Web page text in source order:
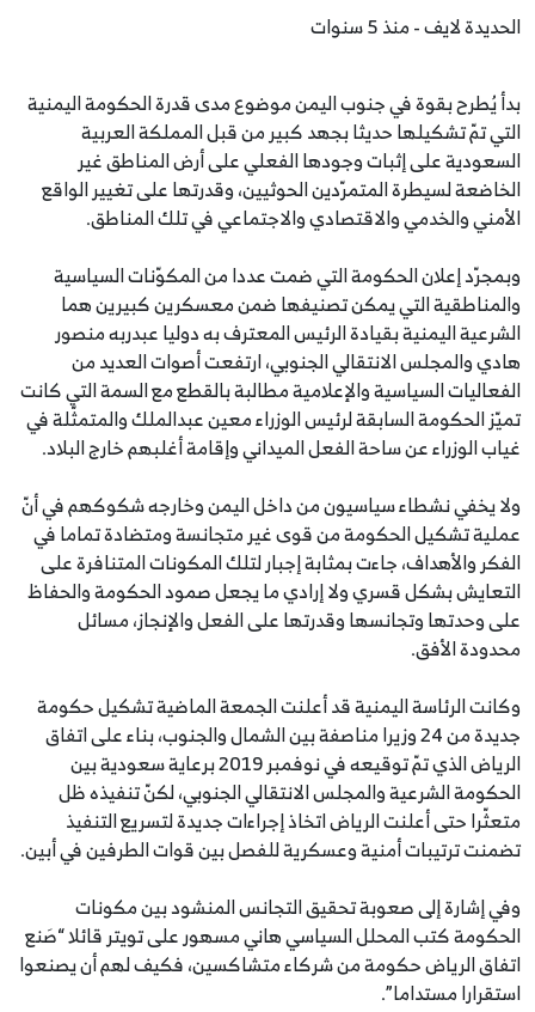
الحديدة لايف - منذ 5 سنوات
بدأ يُطرح بقوة في جنوب اليمن موضوع مدى قدرة الحكومة اليمنية
التي تمّ تشكيلها حديثا بجهد كبير من قبل المملكة العربية
السعودية على إثبات وجودها الفعلي على أرض المناطق غير
الخاضعة لسيطرة المتمرّدين الحوثيين، وقدرتها على تغيير الواقع
الأمني والخدمي والاقتصادي والاجتماعي في تلك المناطق.
وبمجرّد إعلان الحكومة التي ضمت عددا من المكوّنات السياسية
والمناطقية التي يمكن تصنيفها ضمن معسكرين كبيرين هما
الشرعية اليمنية بقيادة الرئيس المعترف به دوليا عبدربه منصور
هادي والمجلس الانتقالي الجنوبي، ارتفعت أصوات العديد من
الفعاليات السياسية والإعلامية مطالبة بالقطع مع السمة التي كانت
تميّز الحكومة السابقة لرئيس الوزراء معين عبدالملك والمتمثّلة في
غياب الوزراء عن ساحة الفعل الميداني وإقامة أغلبهم خارج البلاد.
ولا يخفي نشطاء سياسيون من داخل اليمن وخارجه شكوكهم في أنّ
عملية تشكيل الحكومة من قوى غير متجانسة ومتضادة تماما في
الفكر والأهداف، جاءت بمثابة إجبار لتلك المكونات المتنافرة على
التعايش بشكل قسري ولا إرادي ما يجعل صمود الحكومة والحفاظ
على وحدتها وتجانسها وقدرتها على الفعل والإنجاز، مسائل
محدودة الأفق.
وكانت الرئاسة اليمنية قد أعلنت الجمعة الماضية تشكيل حكومة
جديدة من 24 وزيرا مناصفة بين الشمال والجنوب، بناء على اتفاق
الرياض الذي تمّ توقيعه في نوفمبر 2019 برعاية سعودية بين
الحكومة الشرعية والمجلس الانتقالي الجنوبي، لكنّ تنفيذه ظل
متعثّرا حتى أعلنت الرياض اتخاذ إجراءات جديدة لتسريع التنفيذ
تضمنت ترتيبات أمنية وعسكرية للفصل بين قوات الطرفين في أبين.
وفي إشارة إلى صعوبة تحقيق التجانس المنشود بين مكونات
الحكومة كتب المحلل السياسي هاني مسهور على تويتر قائلا “صَنع
اتفاق الرياض حكومة من شركاء متشاكسين، فكيف لهم أن يصنعوا
استقرارا مستداما”.